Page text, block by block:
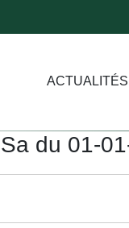
ACTUALITÉS
du 01-